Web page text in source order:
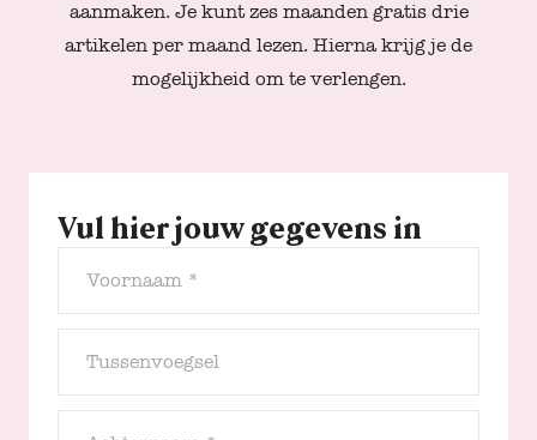
aanmaken. Je kunt zes maanden gratis drie
artikelen per maand lezen. Hierna krijg je de
mogelijkheid om te verlengen.
Vul hier jouw gegevens in
Voornaam *
Tussenvoegsel